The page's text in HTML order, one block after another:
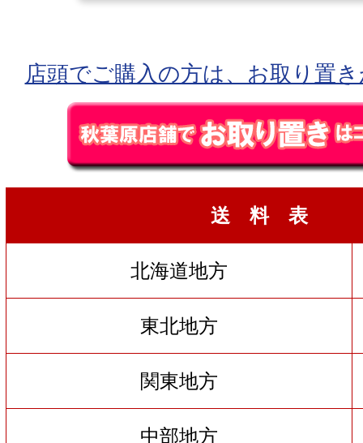
店頭でご購入の方は、お取り置
送 料 表
北海道地方
東北地方
関東地方
中部地方